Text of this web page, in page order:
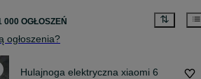
000 OGŁOSZEŃ
ogłoszenia?
Hulajnoga elektryczna xiaomi 6